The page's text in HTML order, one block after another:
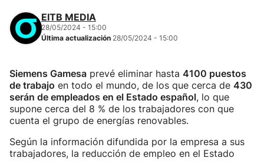
EITB MEDIA
28/05/2024 - 15:00
Última actualización 28/05/2024 - 15:00
Siemens Gamesa prevé eliminar hasta 4100 puestos
de trabajo en todo el mundo, de los que cerca de 430
serán de empleados en el Estado español, lo que
supone cerca del 8 % de los trabajadores con que
cuenta el grupo de energías renovables.
Según la información difundida por la empresa a sus
trabajadores, la reducción de empleo en el Estado